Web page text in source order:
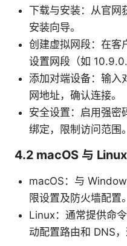
下载与安装：从官网
安装向导。
创建虚拟网段：在客
设置网段（如
添加对端设备：输入
网地址，确认连接。
安全设置：启用强密
绑定，限制访问范围。
4.2 macOS 与 Linux
macOS：与
限设置及防火墙配置。
Linux：通常提供命
动配置路由和 DNS，